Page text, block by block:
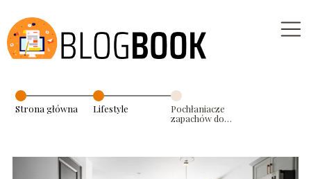
Strona główna Lifestyle
Pochłaniacze
zapachów do
okapy wyspowe